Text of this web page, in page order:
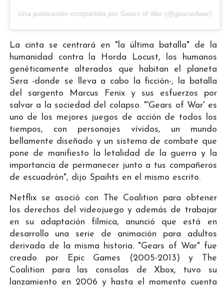
Una publicación compartida por Gears of War (@gearsofwar)
La cinta se centrará en "la última batalla" de la
humanidad contra la Horda Locust, los humanos
genéticamente alterados que habitan el planeta
Sera -donde se lleva a cabo la ficción-, la batalla
del sargento Marcus Fenix y sus esfuerzos por
salvar a la sociedad del colapso. "'Gears of War' es
uno de los mejores juegos de acción de todos los
tiempos, con personajes vívidos, un mundo
bellamente diseñado y un sistema de combate que
pone de manifiesto la letalidad de la guerra y la
importancia de permanecer junto a tus compañeros
de escuadrón", dijo Spaihts en el mismo escrito.
Netflix se asoció con The Coalition para obtener
los derechos del videojuego y además de trabajar
en su adaptación fílmica, anunció que está en
desarrollo una serie de animación para adultos
derivada de la misma historia. "Gears of War" fue
creado por Epic Games (2005-2013) y The
Coalition para las consolas de Xbox, tuvo su
lanzamiento en 2006 y hasta el momento cuenta